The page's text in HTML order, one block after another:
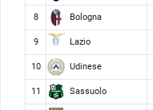
8 Bologna
9 Lazio
10 Udinese
11 Sassuolo